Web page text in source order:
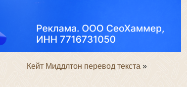
Кейт Миддлтон перевод текста »